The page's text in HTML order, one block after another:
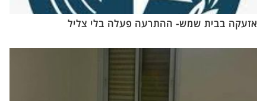
אזעקה בבית שמש- ההתרעה פעלה בלי צליל